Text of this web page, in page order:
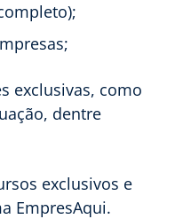
exclusivas, como
dentre
exclusivos e
EmpresAqui.